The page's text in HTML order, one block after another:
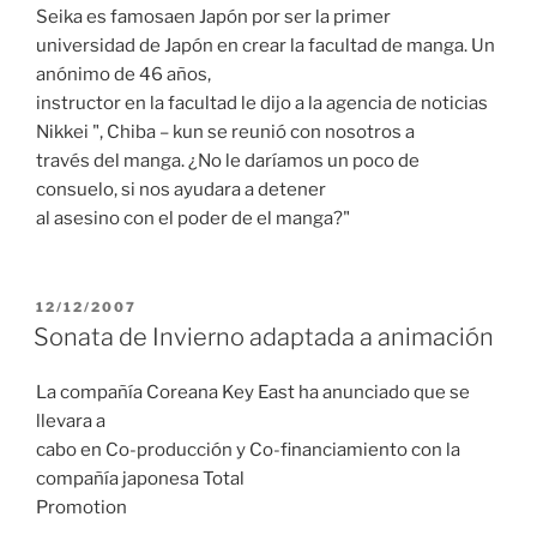
Seika es famosaen Japón por ser la primer
universidad de Japón en crear la facultad de manga. Un
anónimo de 46 años,
instructor en la facultad le dijo a la agencia de noticias
Nikkei ", Chiba – kun se reunió con nosotros a
través del manga. ¿No le daríamos un poco de
consuelo, si nos ayudara a detener
al asesino con el poder de el manga?"
PUBLICADO
EL
12/12/2007
Sonata de Invierno adaptada a animación
La compañía Coreana Key East ha anunciado que se
llevara a
cabo en Co-producción y Co-financiamiento con la
compañía japonesa Total
Promotion